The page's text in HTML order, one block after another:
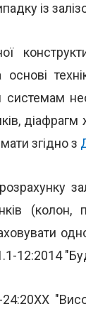
із
основі
згідно з
(колон,
12:2014